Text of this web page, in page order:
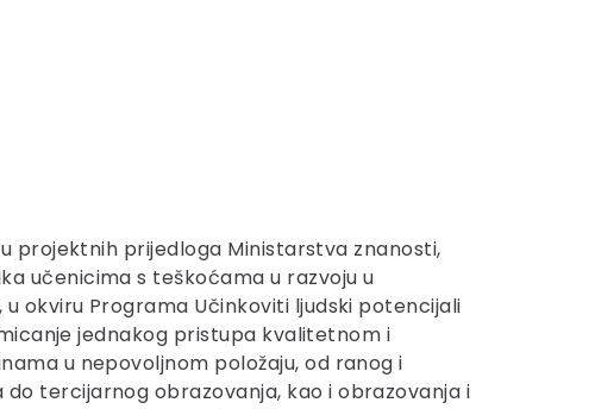
projektnih prijedloga Ministarstva znanosti,
učenicima s teškoćama u razvoju u
okviru Programa Učinkoviti ljudski potencijali
jednakog pristupa kvalitetnom i
u nepovoljnom položaju, od ranog i
tercijarnog obrazovanja, kao i obrazovanja i